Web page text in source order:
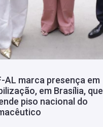
AL marca presença em
em Brasília, que
piso nacional do